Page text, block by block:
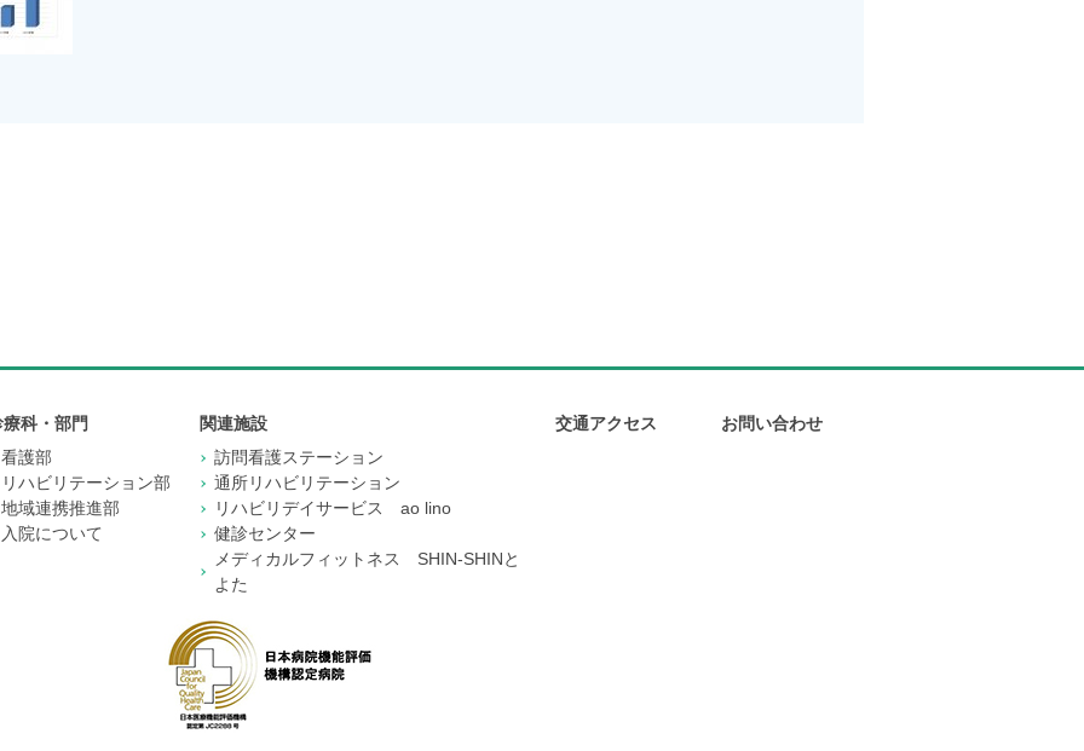
科・部門
看護部
リハビリテーション部
地域連携推進部
入院について
関連施設
訪問看護ステーション
通所リハビリテーション
リハビリデイサービス ao lino
健診センター
メディカルフィットネス SHIN-SHINと
よた
交通アクセス お問い合わせ